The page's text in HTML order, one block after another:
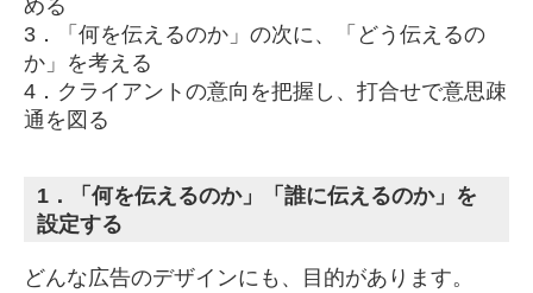
める
3．「何を伝えるのか」の次に、「どう伝えるの
か」を考える
4．クライアントの意向を把握し、打合せで意思疎
通を図る
1．「何を伝えるのか」「誰に伝えるのか」を
設定する
どんな広告のデザインにも、目的があります。